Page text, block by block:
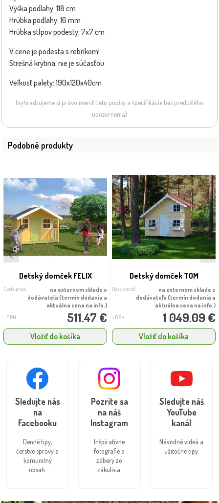
Výška podlahy: 118 cm
Hrúbka podlahy: 16 mm
Hrúbka stĺpov podesty: 7x7 cm
V cene je podesta s rebríkom!
Strešná krytina: nie je súčasťou
Veľkosť palety: 190x120x40cm
(vyhradzujeme si právo meniť tieto popisy a špecifikácie bez predošlého
upozornenia)
Podobné produkty
Detský domček FELIX
Dostupnosť:
na externom sklade u
dodávateľa (termín dodania a
aktuálna cena na info.)
s DPH 511.47 €
Vložiť do košíka
Detský domček TOM
Dostupnosť:
na externom sklade u
dodávateľa (termín dodania a
aktuálna cena na info.)
s DPH 1 049.09 €
Vložiť do košíka
Sledujte nás
na
Facebooku
Denné tipy,
čerstvé správy a
komunitný
obsah.
Pozrite sa
na náš
Instagram
Inšpiratívne
fotografie a
zábery zo
zákulisia.
Sledujte náš
YouTube
kanál
Návodné videá a
užitočné tipy.